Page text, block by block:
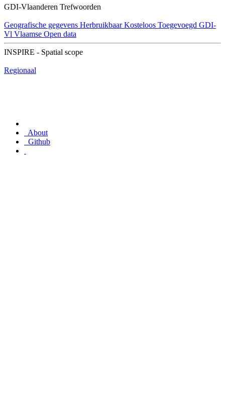
GDI-Vlaanderen Trefwoorden
Geografische gegevens Herbruikbaar Kosteloos Toegevoegd GDI-
Vl Vlaamse Open data
INSPIRE - Spatial scope
Regionaal
About
Github